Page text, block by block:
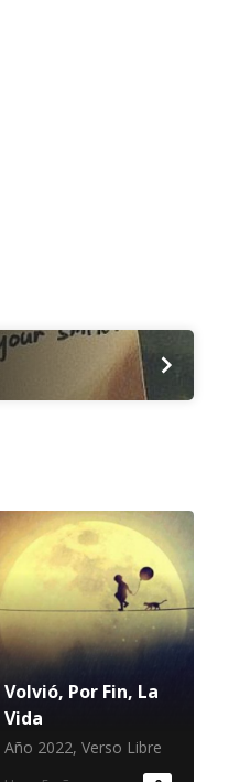
Volvió, Por Fin, La
Vida
Año 2022, Verso Libre